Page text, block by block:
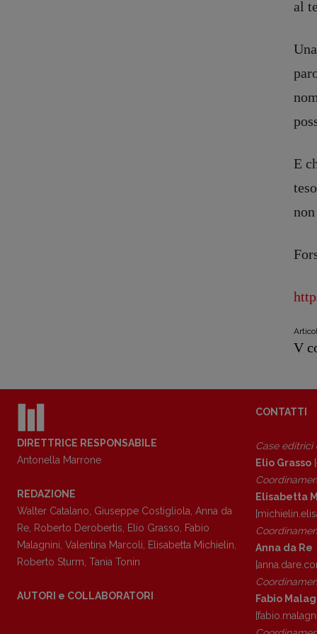
al
E
V
DIRETTRICE RESPONSABILE
Antonella Marrone
REDAZIONE
Walter Catalano Giuseppe Costigliola Anna da
Re Roberto Derobertis Elio Grasso
Fabio
Malagnini Valentina Marcoli Elisabetta Michielin
Roberto Sturm Tania Tonin
AUTORI e COLLABORATORI
CONTATTI
Case editrici
Elio Grasso
Elisabetta
Anna da Re
Fabio